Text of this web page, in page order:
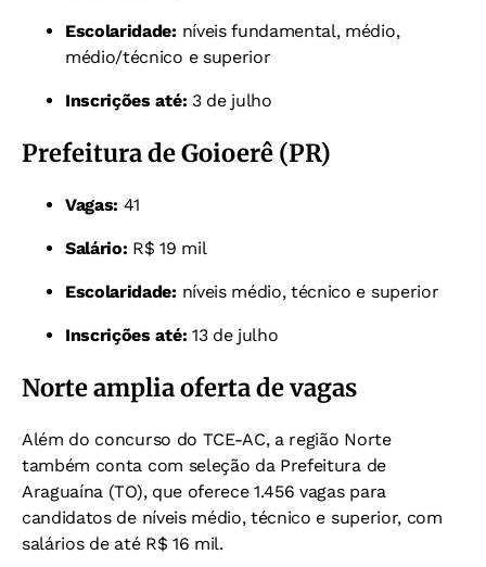
Escolaridade: níveis fundamental, médio,
médio/técnico e superior
Inscrições até: 3 de julho
Prefeitura de Goioerê (PR)
Vagas: 41
Salário: R$ 19 mil
Escolaridade: níveis médio, técnico e superior
Inscrições até: 13 de julho
Norte amplia oferta de vagas
Além do concurso do TCE-AC, a região Norte
também conta com seleção da Prefeitura de
Araguaína (TO), que oferece 1.456 vagas para
candidatos de níveis médio, técnico e superior, com
salários de até R$ 16 mil.